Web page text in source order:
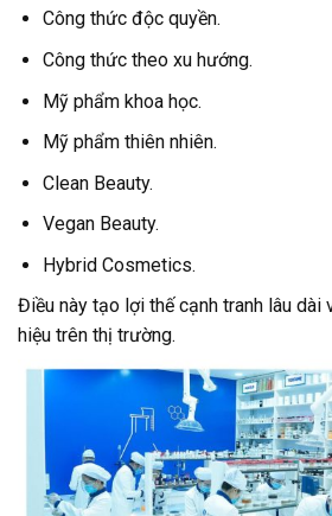
Công thức độc quyền.
Công thức theo xu hướng.
Mỹ phẩm khoa học.
Mỹ phẩm thiên nhiên.
Clean Beauty.
Vegan Beauty.
Hybrid Cosmetics.
Điều này tạo lợi thế cạnh tranh lâu dài
hiệu trên thị trường.